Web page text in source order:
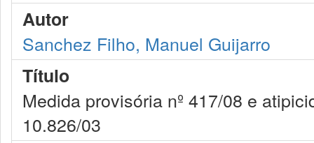
Autor
Sanchez Filho, Manuel Guijarro
Título
Medida provisória nº 417/08 e
10.826/03